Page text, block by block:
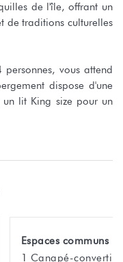
de l'île, offrant un
de traditions culturelles
vous attend
dispose d'une
lit King size pour un
salle d'eau moderne
se relaxer après une
vous permettra de
ensuite sur la terrasse
Espaces communs
1 Canapé-